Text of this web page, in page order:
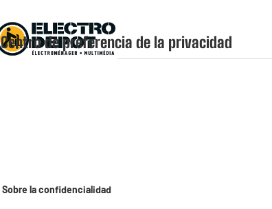
Tipo : Alisadora
Centro de preferencia de la privacidad
Sobre la confidencialidad